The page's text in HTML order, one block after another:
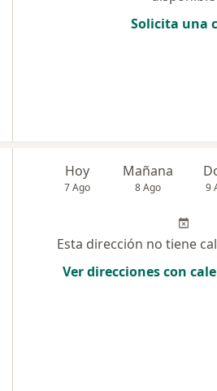
Solicita una
Hoy
7 Ago
Mañana
8 Ago 9
Esta dirección no tiene
Ver direcciones con